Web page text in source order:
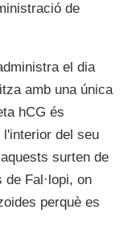
de
el dia
amb una única
hCG és
l'interior del seu
surten de
Fal·lopi, on
perquè es